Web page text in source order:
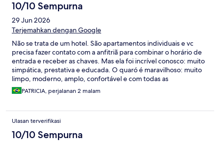
10/10 Sempurna
29 Jun 2026
Terjemahkan dengan Google
Não se trata de um hotel. São apartamentos individuais e vc
precisa fazer contato com a anfitriã para combinar o horário de
entrada e receber as chaves. Mas ela foi incrível conosco: muito
simpática, prestativa e educada. O quaró é maravilhoso: muito
limpo, moderno, amplo, confortável e com todas as
comodidades necessárias. Além disso, a anfitriã nos presenteou
com cupons para café da manhã em uma cafeteria incrível.
da cidade, onde tudo acontece. Recomendo mesmo! Nossa
estadia foi excelente!
PATRICIA, perjalanan 2 malam
Ulasan terverifikasi
10/10 Sempurna